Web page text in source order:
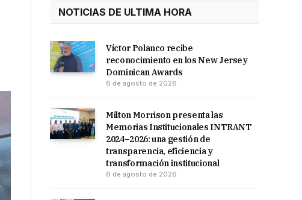
NOTICIAS DE ULTIMA HORA
Víctor Polanco recibe
reconocimiento en los New Jersey
Dominican Awards
6 de agosto de 2026
Milton Morrison presenta las
Memorias Institucionales INTRANT
2024–2026: una gestión de
transparencia, eficiencia y
transformación institucional
6 de agosto de 2026